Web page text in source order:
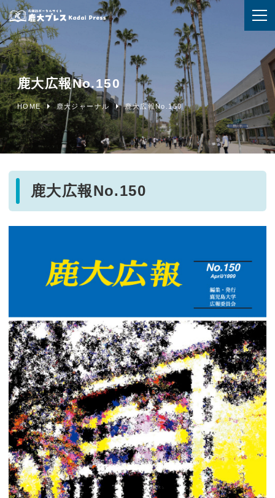
鹿大広報No.150
HOME 鹿大ジャーナル 鹿大広報No.150
鹿大広報No.150